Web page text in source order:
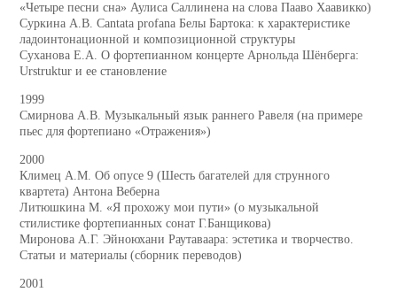
«Четыре песни сна» Аулиса Саллинена на слова Пааво Хаавикко)
Суркина А.В. Cantata profana Белы Бартока: к характеристике
ладоинтонационной и композиционной структуры
Суханова Е.А. О фортепианном концерте Арнольда Шёнберга:
Urstruktur и ее становление
1999
Смирнова А.В. Музыкальный язык раннего Равеля (на примере
пьес для фортепиано «Отражения»)
2000
Климец А.М. Об опусе 9 (Шесть багателей для струнного
квартета) Антона Веберна
Литюшкина М. «Я прохожу мои пути» (о музыкальной
стилистике фортепианных сонат Г.Банщикова)
Миронова А.Г. Эйноюхани Раутаваара: эстетика и творчество.
Статьи и материалы (сборник переводов)
2001